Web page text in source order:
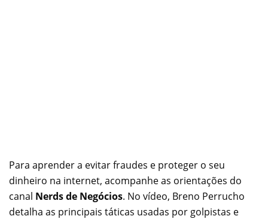
Para aprender a evitar fraudes e proteger o seu
dinheiro na internet, acompanhe as orientações do
canal Nerds de Negócios. No vídeo, Breno Perrucho
detalha as principais táticas usadas por golpistas e